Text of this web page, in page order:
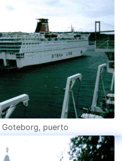
Goteborg, puerto